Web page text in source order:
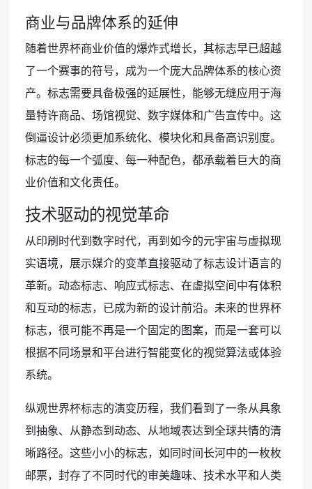
商业与品牌体系的延伸
随着世界杯商业价值的爆炸式增长，其标志早已超越
了一个赛事的符号，成为一个庞大品牌体系的核心资
产。标志需要具备极强的延展性，能够无缝应用于海
量特许商品、场馆视觉、数字媒体和广告宣传中。这
倒逼设计必须更加系统化、模块化和具备高识别度。
标志的每一个弧度、每一种配色，都承载着巨大的商
业价值和文化责任。
技术驱动的视觉革命
从印刷时代到数字时代，再到如今的元宇宙与虚拟现
实语境，展示媒介的变革直接驱动了标志设计语言的
革新。动态标志、响应式标志、在虚拟空间中有体积
和互动的标志，已成为新的设计前沿。未来的世界杯
标志，很可能不再是一个固定的图案，而是一套可以
根据不同场景和平台进行智能变化的视觉算法或体验
系统。
纵观世界杯标志的演变历程，我们看到了一条从具象
到抽象、从静态到动态、从地域表达到全球共情的清
晰路径。这些小小的标志，如同时间长河中的一枚枚
邮票，封存了不同时代的审美趣味、技术水平和人类